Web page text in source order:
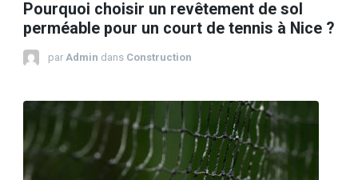
Pourquoi choisir un revêtement de sol
perméable pour un court de tennis à Nice ?
par Admin dans Construction